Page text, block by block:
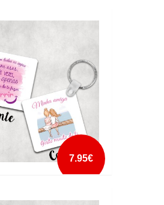
add à lista
7.95€